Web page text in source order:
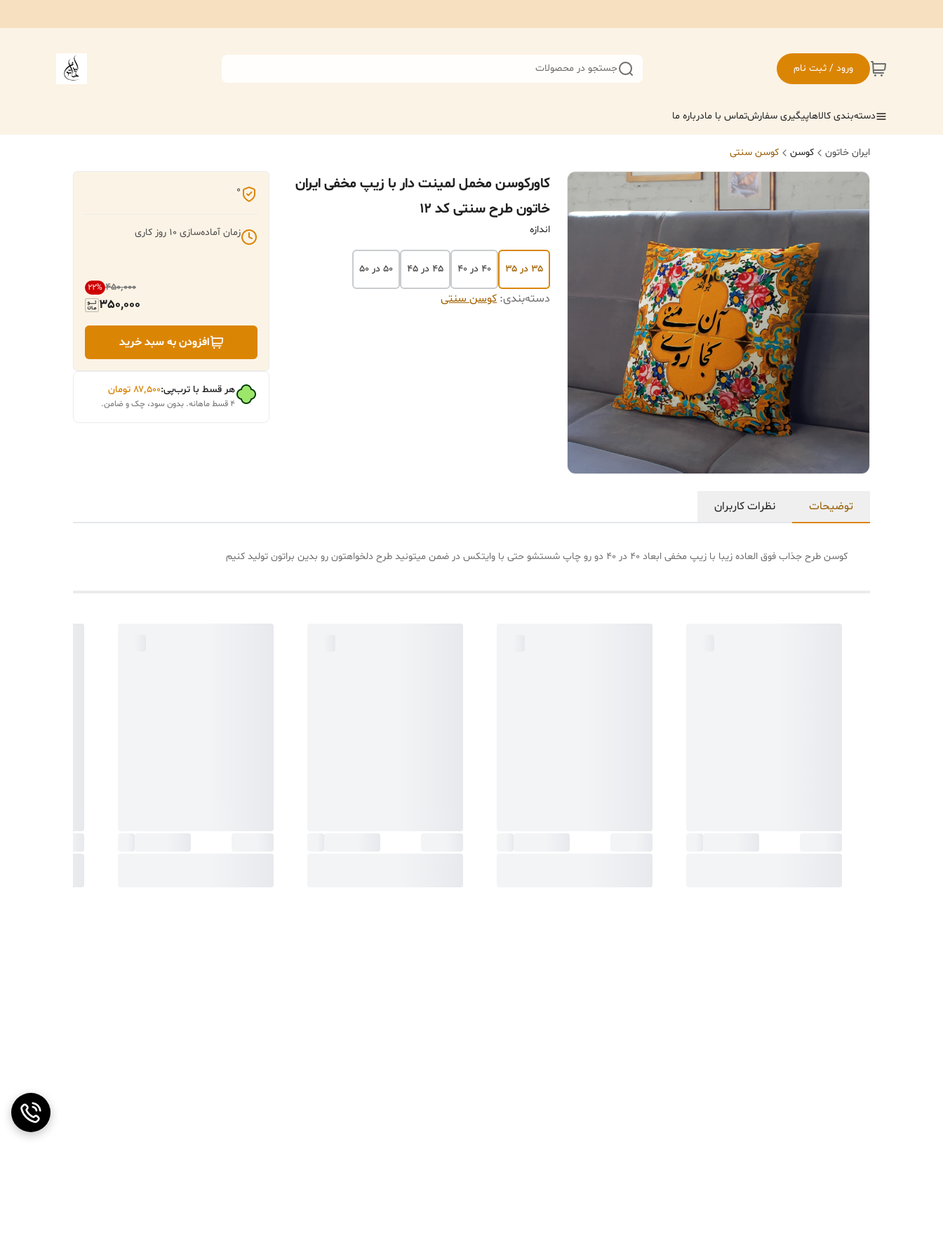
ورود / ثبت نام جستجو در محصولات
دسته‌بندی کالاهاپیگیری سفارشتماس با مادرباره ما
ایران خاتون کوسن کوسن سنتی
کاورکوسن مخمل لمینت دار با زیپ مخفی ایران
خاتون طرح سنتی کد ۱۲
اندازه
۳۵ در ۳۵ ۴۰ در ۴۰ ۴۵ در ۴۵ ۵۰ در ۵۰
دسته‌بندی:کوسن سنتی
0
زمان آماده‌سازی 10 روز کاری
۴۵۰٬۰۰۰ 22%
350,000
افزودن به سبد خرید
هر قسط با ترب‌پی:۸۷٬۵۰۰ تومان
۴ قسط ماهانه. بدون سود، چک و ضامن.
توضیحات نظرات کاربران
کوسن طرح جذاب فوق العاده زیبا با زیپ مخفی ابعاد ۴۰ در ۴۰ دو رو چاپ شستشو حتی با وایتکس در ضمن میتونید طرح دلخواهتون رو بدین براتون تولید کنیم